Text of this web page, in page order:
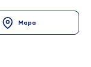
Mapa